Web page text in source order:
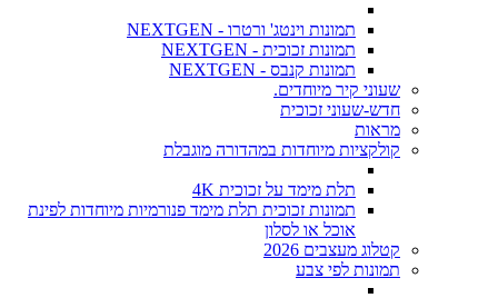
תמונות וינטג' ורטרו - NEXTGEN
תמונות זכוכית - NEXTGEN
תמונות קנבס - NEXTGEN
שעוני קיר מיוחדים.
חדש-שעוני זכוכית
מראות
קולקציות מיוחדות במהדורה מוגבלת
תלת מימד על זכוכית 4K
תמונות זכוכית תלת מימד פנורמיות מיוחדות לפינת
אוכל או לסלון
קטלוג מעצבים 2026
תמונות לפי צבע